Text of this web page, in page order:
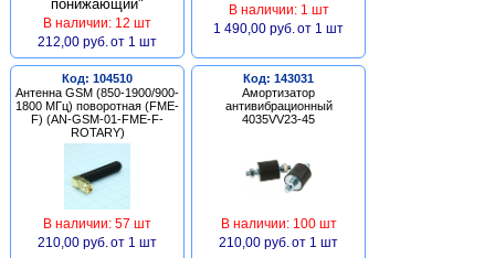
В наличии: 12 шт
212,00 руб. от 1 шт
В наличии: 1 шт
1 490,00 руб. от 1 шт
Код: 104510
Антенна GSM (850-1900/900-
1800 МГц) поворотная (FME-
F) (AN-GSM-01-FME-F-
ROTARY)
В наличии: 57 шт
210,00 руб. от 1 шт
Код: 143031
Амортизатор
антивибрационный
4035VV23-45
В наличии: 100 шт
210,00 руб. от 1 шт